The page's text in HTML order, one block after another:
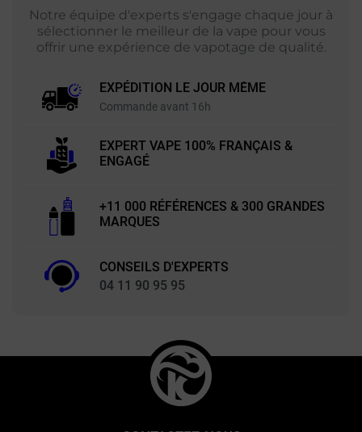
Notre équipe d'experts s'engage chaque jour à
sélectionner le meilleur de la vape pour vous
offrir une expérience de vapotage de qualité.
EXPÉDITION LE JOUR MÊME
Commande avant 16h
EXPERT VAPE 100% FRANÇAIS &
ENGAGÉ
+11 000 RÉFÉRENCES & 300 GRANDES
MARQUES
CONSEILS D'EXPERTS
04 11 90 95 95